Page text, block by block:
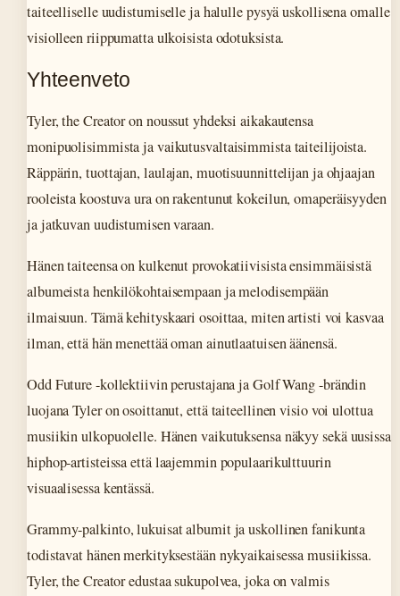
taiteelliselle uudistumiselle ja halulle pysyä uskollisena omalle
visiolleen riippumatta ulkoisista odotuksista.
Yhteenveto
Tyler, the Creator on noussut yhdeksi aikakautensa
monipuolisimmista ja vaikutusvaltaisimmista taiteilijoista.
Räppärin, tuottajan, laulajan, muotisuunnittelijan ja ohjaajan
rooleista koostuva ura on rakentunut kokeilun, omaperäisyyden
ja jatkuvan uudistumisen varaan.
Hänen taiteensa on kulkenut provokatiivisista ensimmäisistä
albumeista henkilökohtaisempaan ja melodisempään
ilmaisuun. Tämä kehityskaari osoittaa, miten artisti voi kasvaa
ilman, että hän menettää oman ainutlaatuisen äänensä.
Odd Future -kollektiivin perustajana ja Golf Wang -brändin
luojana Tyler on osoittanut, että taiteellinen visio voi ulottua
musiikin ulkopuolelle. Hänen vaikutuksensa näkyy sekä uusissa
hiphop-artisteissa että laajemmin populaarikulttuurin
visuaalisessa kentässä.
Grammy-palkinto, lukuisat albumit ja uskollinen fanikunta
todistavat hänen merkityksestään nykyaikaisessa musiikissa.
Tyler, the Creator edustaa sukupolvea, joka on valmis